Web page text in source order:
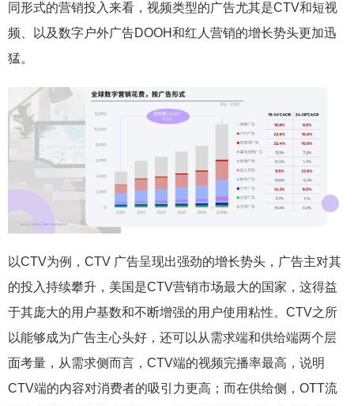
同形式的营销投入来看，视频类型的广告尤其是CTV和短视
频、以及数字户外广告DOOH和红人营销的增长势头更加迅
猛。
以CTV为例，CTV 广告呈现出强劲的增长势头，广告主对其
的投入持续攀升，美国是CTV营销市场最大的国家，这得益
于其庞大的用户基数和不断增强的用户使用粘性。CTV之所
以能够成为广告主心头好，还可以从需求端和供给端两个层
面考量，从需求侧而言，CTV端的视频完播率最高，说明
CTV端的内容对消费者的吸引力更高；而在供给侧，OTT流